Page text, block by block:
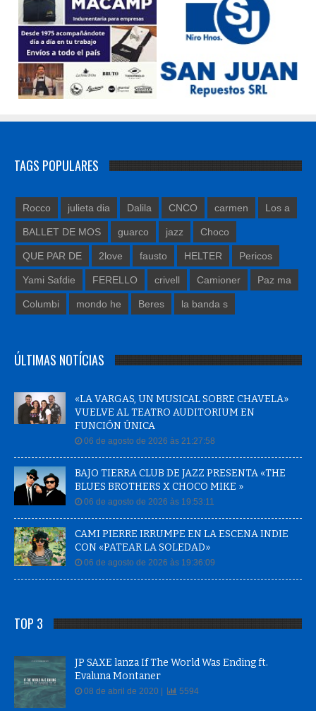
BALLET DE MOS guarco jazz Choco
QUE PAR DE 2love fausto HELTER
Yami Safdie FERELLO crivell Camioner Paz ma
Columbi mondo he Beres la banda s
VUELVE AL TEATRO AUDITORIUM EN
FUNCIÓN ÚNICA
06 de agosto de 2026 às 21:27:58
BAJO TIERRA CLUB DE JAZZ PRESENTA «THE
BLUES BROTHERS X CHOCO MIKE »
06 de agosto de 2026 às 19:53:11
CAMI PIERRE IRRUMPE EN LA ESCENA INDIE
CON «PATEAR LA SOLEDAD»
06 de agosto de 2026 às 19:36:09
Evaluna Montaner
08 de abril de 2020 |